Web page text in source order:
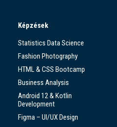
Képzések
Statistics Data Science
Fashion Photography
HTML & CSS Bootcamp
Business Analysis
Android 12 & Kotlin
Development
Figma – UI/UX Design